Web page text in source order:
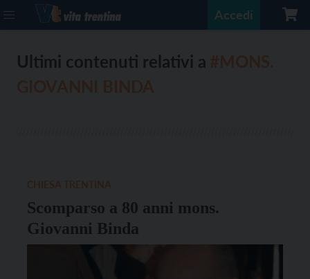
Accedi
Ultimi contenuti relativi a
Scomparso a 80 anni mons.
Giovanni Binda